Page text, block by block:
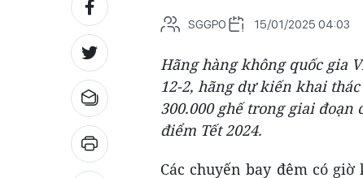
SGGPO 15/01/2025 04:03
Hãng hàng không quốc gia
12-2, hãng dự kiến khai
300.000 ghế trong giai đoạn
điểm Tết 2024.
Các chuyến bay đêm có